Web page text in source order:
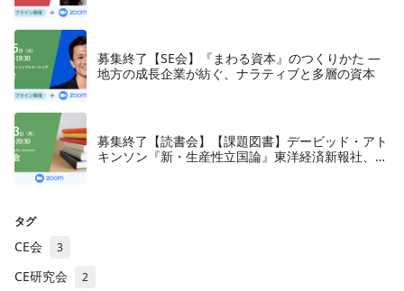
募集終了【SE会】『まわる資本』のつくりかた —
地方の成長企業が紡ぐ、ナラティブと多層の資本
募集終了【読書会】【課題図書】デービッド・アト
キンソン『新・生産性立国論』東洋経済新報社、
タグ
CE会 3
CE研究会 2